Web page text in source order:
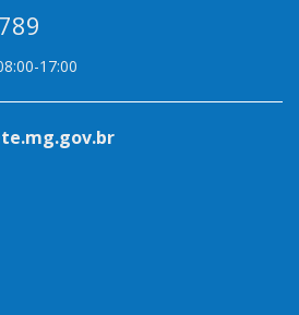
17:00